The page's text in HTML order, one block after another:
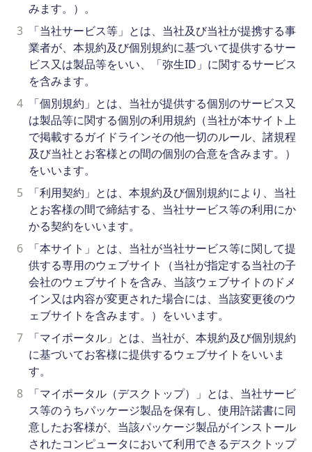
みます。）。
3
「当社サービス等」とは、当社及び当社が提携する事
業者が、本規約及び個別規約に基づいて提供するサー
ビス又は製品等をいい、「弥生ID」に関するサービス
を含みます。
4
「個別規約」とは、当社が提供する個別のサービス又
は製品等に関する個別の利用規約（当社が本サイト上
で掲載するガイドラインその他一切のルール、諸規程
及び当社とお客様との間の個別の合意を含みます。）
をいいます。
5
「利用契約」とは、本規約及び個別規約により、当社
とお客様の間で締結する、当社サービス等の利用にか
かる契約をいいます。
6
「本サイト」とは、当社が当社サービス等に関して提
供する専用のウェブサイト（当社が指定する当社の子
会社のウェブサイトを含み、当該ウェブサイトのドメ
イン又は内容が変更された場合には、当該変更後のウ
ェブサイトを含みます。）をいいます。
7
「マイポータル」とは、当社が、本規約及び個別規約
に基づいてお客様に提供するウェブサイトをいいま
す。
8
「マイポータル（デスクトップ）」とは、当社サービ
ス等のうちパッケージ製品を保有し、使用許諾書に同
意したお客様が、当該パッケージ製品がインストール
されたコンピュータにおいて利用できるデスクトップ